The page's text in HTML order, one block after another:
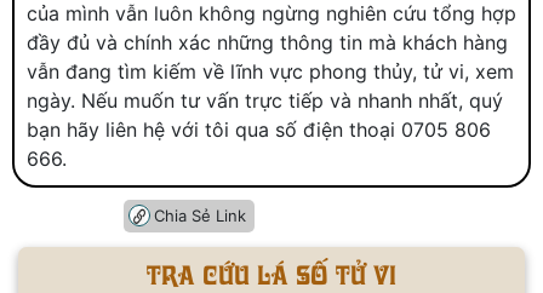
của mình vẫn luôn không ngừng nghiên cứu tổng hợp
đầy đủ và chính xác những thông tin mà khách hàng
vẫn đang tìm kiếm về lĩnh vực phong thủy, tử vi, xem
ngày. Nếu muốn tư vấn trực tiếp và nhanh nhất, quý
bạn hãy liên hệ với tôi qua số điện thoại 0705 806
666.
Chia Sẻ Link
Tra cứu lá số tử vi